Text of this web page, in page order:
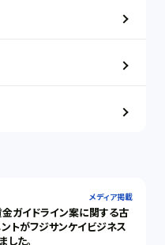
メディア掲載
ガイドライン案に関する古
トがフジサンケイビジネス
した。